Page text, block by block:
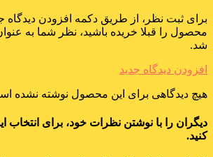
برای ثبت نظر، از طریق دکمه افزودن دیدگاه
محصول را قبلا خریده باشید، نظر شما به
شد.
افزودن دیدگاه جدید
هیچ دیدگاهی برای این محصول نوشته نشده
دیگران را با نوشتن نظرات خود، برای انتخاب
کنید.